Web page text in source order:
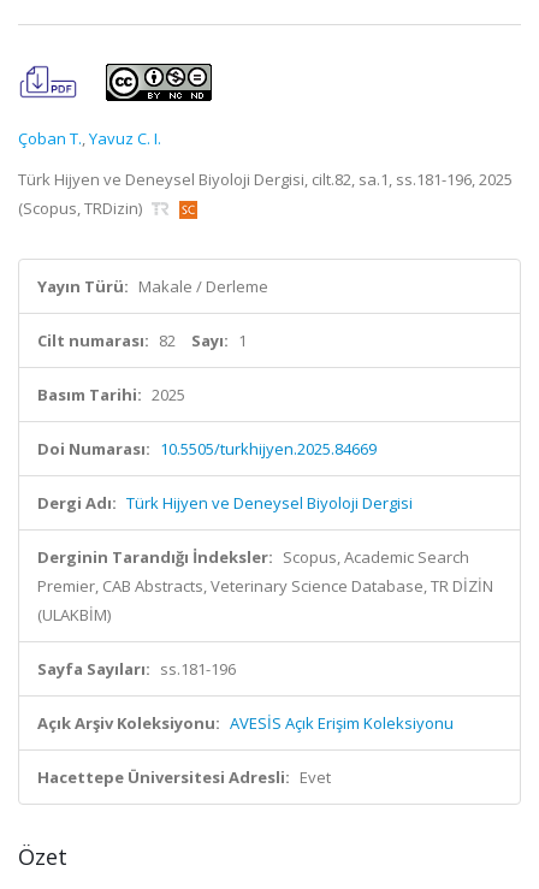
Çoban T.,Yavuz C. I.
Türk Hijyen ve Deneysel Biyoloji Dergisi, cilt.82, sa.1, ss.181-196, 2025
(Scopus, TRDizin)
Yayın Türü: Makale / Derleme
Cilt numarası: 82 Sayı: 1
Basım Tarihi: 2025
Doi Numarası: 10.5505/turkhijyen.2025.84669
Dergi Adı: Türk Hijyen ve Deneysel Biyoloji Dergisi
Derginin Tarandığı İndeksler: Scopus, Academic Search
Premier, CAB Abstracts, Veterinary Science Database, TR DİZİN
(ULAKBİM)
Sayfa Sayıları: ss.181-196
Açık Arşiv Koleksiyonu: AVESİS Açık Erişim Koleksiyonu
Hacettepe Üniversitesi Adresli: Evet
Özet